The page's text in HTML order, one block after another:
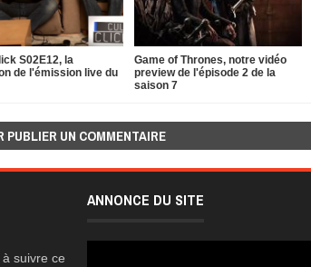
S02E12, la
de l'émission live du
Game of Thrones, notre vidéo
preview de l'épisode 2 de la
saison 7
UN COMMENTAIRE
suivre ce
ANNONCE DU SITE